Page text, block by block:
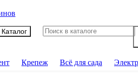
Каталог
Крепеж Всё для сада